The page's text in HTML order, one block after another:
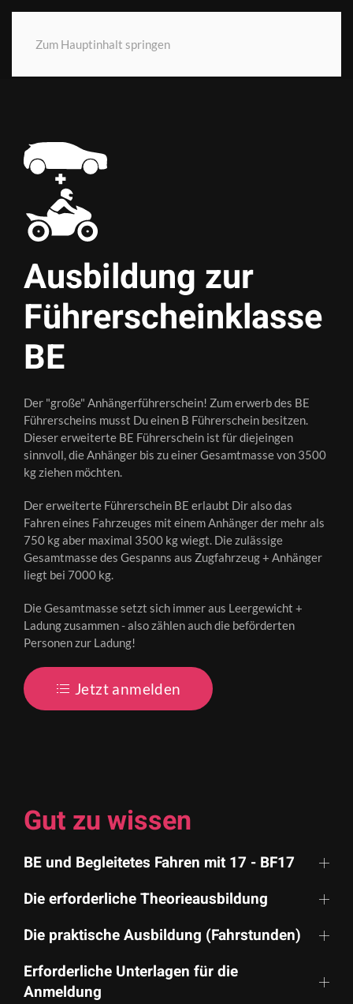
Zum Hauptinhalt springen
Ausbildung zur
Führer­schein­klasse
BE
Der "große" Anhängerführerschein! Zum erwerb des BE
Führerscheins musst Du einen B Führerschein besitzen.
Dieser erweiterte BE Führerschein ist für diejeingen
sinnvoll, die Anhänger bis zu einer Gesamtmasse von 3500
kg ziehen möchten.
Der erweiterte Führerschein BE erlaubt Dir also das
Fahren eines Fahrzeuges mit einem Anhänger der mehr als
750 kg aber maximal 3500 kg wiegt. Die zulässige
Gesamtmasse des Gespanns aus Zugfahrzeug + Anhänger
liegt bei 7000 kg.
Die Gesamtmasse setzt sich immer aus Leergewicht +
Ladung zusammen - also zählen auch die beförderten
Personen zur Ladung!
Jetzt anmelden
Gut zu wissen
BE und Begleitetes Fahren mit 17 - BF17
Die erforderliche Theorie­ausbildung
Die praktische Ausbildung (Fahrstunden)
Erforderliche Unterlagen für die
Anmeldung